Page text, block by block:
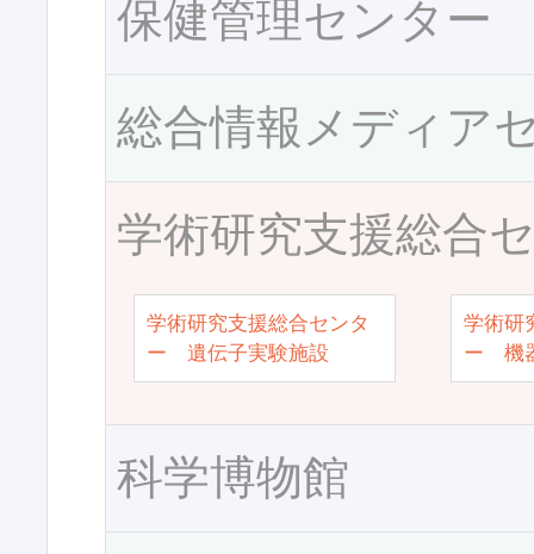
保健管理センター
総合情報メディア
学術研究支援総合
学術研究支援総合センタ
ー 遺伝子実験施設
学術研
ー 機
科学博物館